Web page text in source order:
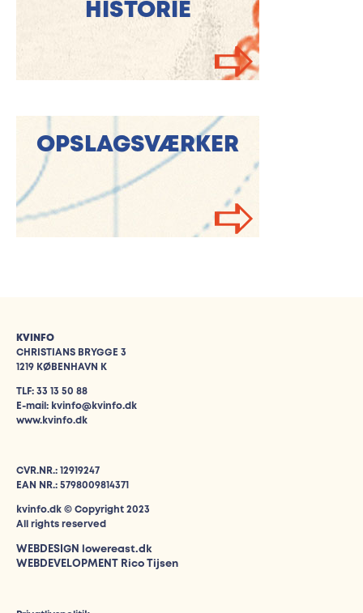
HISTORIE
OPSLAGSVÆRKER
KVINFO
CHRISTIANS BRYGGE 3
1219 KØBENHAVN K
TLF: 33 13 50 88
E-mail: kvinfo@kvinfo.dk
www.kvinfo.dk
CVR.NR.: 12919247
EAN NR.: 5798009814371
kvinfo.dk © Copyright 2023
All rights reserved
WEBDESIGN
lowereast.dk
WEBDEVELOPMENT Rico Tijsen